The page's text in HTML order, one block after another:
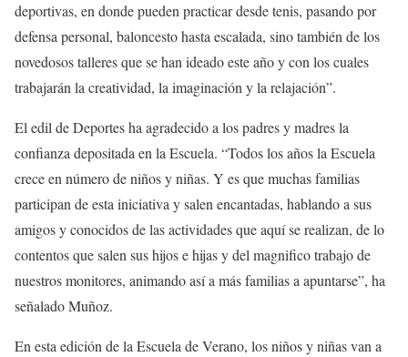
deportivas, en donde pueden practicar desde tenis, pasando por
defensa personal, baloncesto hasta escalada, sino también de los
novedosos talleres que se han ideado este año y con los cuales
trabajarán la creatividad, la imaginación y la relajación”.
El edil de Deportes ha agradecido a los padres y madres la
confianza depositada en la Escuela. “Todos los años la Escuela
crece en número de niños y niñas. Y es que muchas familias
participan de esta iniciativa y salen encantadas, hablando a sus
amigos y conocidos de las actividades que aquí se realizan, de lo
contentos que salen sus hijos e hijas y del magnifico trabajo de
nuestros monitores, animando así a más familias a apuntarse”, ha
señalado Muñoz.
En esta edición de la Escuela de Verano, los niños y niñas van a